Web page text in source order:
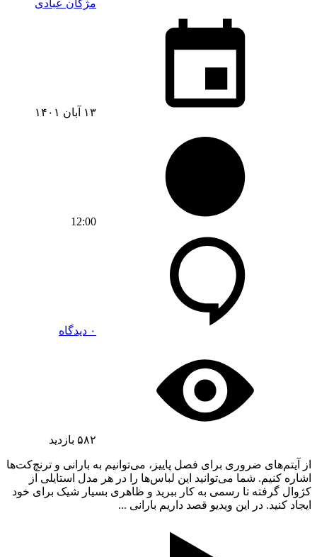
مژگان عبادی
۱۳ آبان ۱۴۰۱
12:00
۰ دیدگاه
۵۸۲ بازدید
از آیتم‌های ضروری برای فصل پاییز، می‌توانیم به بارانی و ترنچ‌کت‌ها
اشاره کنیم. شما می‌توانید این لباس‌ها را در هر مدل استایلی از
کژوال گرفته تا رسمی به کار ببرید و ظاهری بسیار شیک برای خود
ایجاد کنید. در این ویدیو قصد داریم بارانی ...